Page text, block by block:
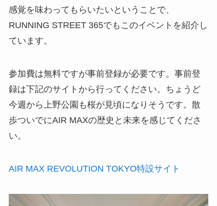
感覚を味わってもらいたいということで、
RUNNING STREET 365でもこのイベントを紹介し
ています。
参加費は無料ですが事前登録が必要です。事前登
録は下記のサイトから行ってください。ちょうど
今週から上野公園も桜が見頃になりそうです。散
歩ついでにAIR MAXの歴史と未来を感じてくださ
い。
AIR MAX REVOLUTION TOKYO特設サイト